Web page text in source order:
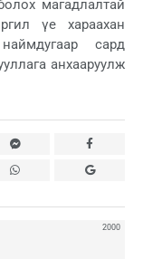
магадлалтай
үе хараахан
сард
анхааруулж
2000